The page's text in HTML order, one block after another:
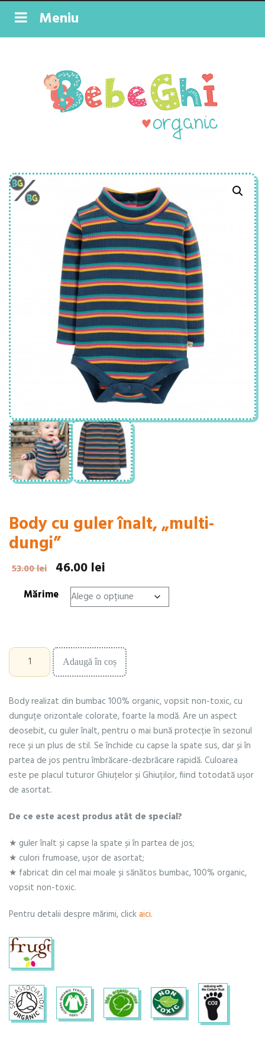
Meniu
Body cu guler înalt, „multi-
dungi”
53.00lei
Prețul
inițial
a
46.00 lei
curent
este:
Mărime
Cantitate
cu
înalt,
"multi-
dungi"
Adaugă în coș
Body realizat din bumbac 100% organic, vopsit non-toxic, cu
dunguțe orizontale colorate, foarte la modă. Are un aspect
deosebit, cu guler înalt, pentru o mai bună protecție în sezonul
rece și un plus de stil. Se închide cu capse la spate sus, dar și în
partea de jos pentru îmbrăcare-dezbrăcare rapidă. Culoarea
este pe placul tuturor Ghiuțelor și Ghiuților, fiind totodată ușor
de asortat.
De ce este acest produs atât de special?
★ guler înalt și capse la spate și în partea de jos;
★ culori frumoase, ușor de asortat;
★ fabricat din cel mai moale și sănătos bumbac, 100% organic,
vopsit non-toxic.
Pentru detalii despre mărimi, clickaici.